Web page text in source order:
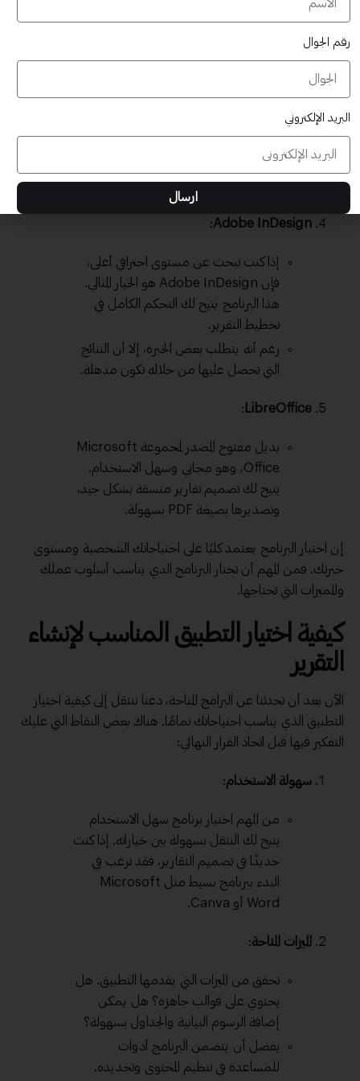
Google Docs
في الوقت الحقيقي. يمكنك استخدامه
سهولة.
بشكل مباشر.
Adobe InDesign
:
إذا كنت تبحث عن مستوى احترافي أعلى،
فإن Adobe InDesign هو الخيار المثالي.
هذا البرنامج يتيح لك التحكم الكامل في
تخطيط التقرير.
رغم أنه يتطلب بعض الخبرة، إلا أن النتائج
التي تحصل عليها من خلاله تكون مذهلة.
LibreOffice
:
بديل مفتوح المصدر لمجموعة Microsoft
Office، وهو مجاني وسهل الاستخدام.
يتيح لك تصميم تقارير منسقة بشكل جيد،
وتصديرها بصيغة PDF بسهولة.
إن اختيار البرنامج يعتمد كليًا على احتياجاتك الشخصية ومستوى
خبرتك. فمن المهم أن تختار البرنامج الذي يناسب أسلوب عملك
والمميزات التي تحتاجها.
كيفية اختيار التطبيق المناسب لإنشاء
التقرير
الآن بعد أن تحدثنا عن البرامج المتاحة، دعنا ننتقل إلى كيفية اختيار
التطبيق الذي يناسب احتياجاتك تمامًا. هناك بعض النقاط التي عليك
التفكير فيها قبل اتخاذ القرار النهائي:
سهولة الاستخدام:
من المهم اختيار برنامج سهل الاستخدام
يتيح لك التنقل بسهولة بين خياراته. إذا كنت
جديدًا في تصميم التقارير، فقد ترغب في
البدء ببرنامج بسيط مثل Microsoft
Word أو Canva.
الميزات المتاحة:
تحقق من الميزات التي يقدمها التطبيق. هل
يحتوي على قوالب جاهزة؟ هل يمكن
إضافة الرسوم البيانية والجداول بسهولة؟
يفضل أن يتضمن البرنامج أدوات
للمساعدة في تنظيم المحتوى وتجديده.
رقم الجوال
البريد الإلكتروني
ارسال